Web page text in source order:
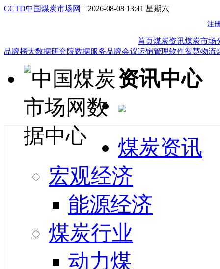
CCTD中国煤炭市场网 | 2026-08-08 13:41 星期六
首页煤炭资讯煤炭市场
品牌榜大数据研究院数据服务品牌会议运销管理软件智慧物流
资讯中心
煤炭资讯
宏观经济
能源经济
煤炭行业
动力煤